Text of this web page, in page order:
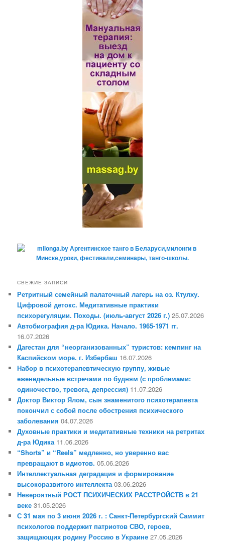
СВЕЖИЕ ЗАПИСИ
Ретритный семейный палаточный лагерь на оз. Ктулху.
Цифровой детокс. Медитативные практики
психорегуляции. Походы. (июль-август 2026 г.) 25.07.2026
Автобиография д-ра Юдика. Начало. 1965-1971 гг.
16.07.2026
Дагестан для “неорганизованных” туристов: кемпинг на
Каспийском море. г. Избербаш 16.07.2026
Набор в психотерапевтическую группу, живые
еженедельные встречами по будням (с проблемами:
одиночество, тревога, депрессия) 11.07.2026
Доктор Виктор Ялом, сын знаменитого психотерапевта
покончил с собой после обострения психического
заболевания 04.07.2026
Духовные практики и медитативные техники на ретритах
д-ра Юдика 11.06.2026
“Shorts” и “Reels” медленно, но уверенно вас
превращают в идиотов. 05.06.2026
Интеллектуальная деградация и формирование
высокоразвитого интеллекта 03.06.2026
Невероятный РОСТ ПСИХИЧЕСКИХ РАССТРОЙСТВ в 21
веке 31.05.2026
С 31 мая по 3 июня 2026 г. : Санкт-Петербургский Саммит
психологов поддержит патриотов СВО, героев,
защищающих родину Россию в Украине 27.05.2026